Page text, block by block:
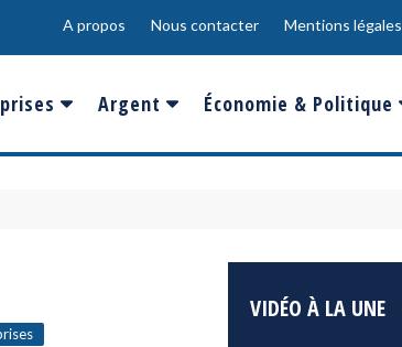
A propos Nous contacter Mentions légales
Argent
Salaire
Epargne & Placements
Économie & Politique
France
VIDÉO À LA UNE